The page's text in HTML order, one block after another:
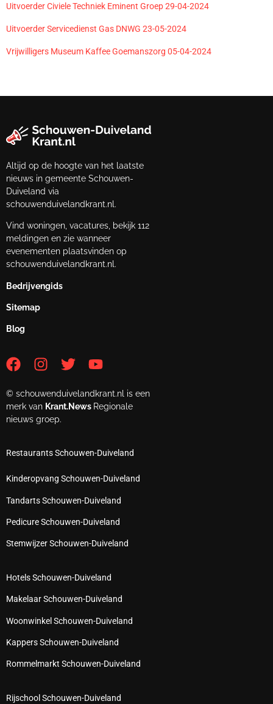
Uitvoerder Civiele Techniek Eminent Groep 29-04-2024
Uitvoerder Servicedienst Gas DNWG 23-05-2024
Vrijwilligers Museum Kaffee Goemanszorg 05-04-2024
Altijd op de hoogte van het laatste
nieuws in gemeente Schouwen-
Duiveland via
schouwenduivelandkrant.nl.
Vind woningen, vacatures, bekijk 112
meldingen en zie wanneer
evenementen plaatsvinden op
schouwenduivelandkrant.nl.
Bedrijvengids
Sitemap
Blog
© schouwenduivelandkrant.nl is een
merk van Krant.News Regionale
nieuws groep.
Restaurants Schouwen-Duiveland
Kinderopvang Schouwen-Duiveland
Tandarts Schouwen-Duiveland
Pedicure Schouwen-Duiveland
Stemwijzer Schouwen-Duiveland
Hotels Schouwen-Duiveland
Makelaar Schouwen-Duiveland
Woonwinkel Schouwen-Duiveland
Kappers Schouwen-Duiveland
Rommelmarkt Schouwen-Duiveland
Rijschool Schouwen-Duiveland